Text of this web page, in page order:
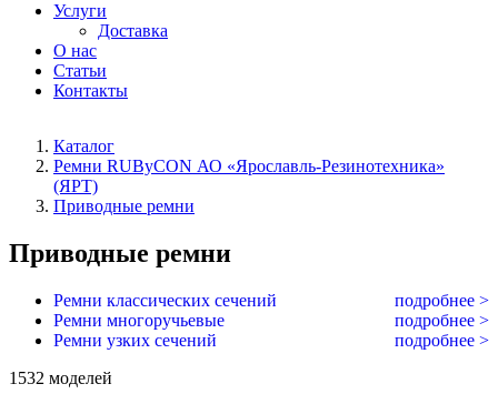
Услуги
Доставка
О нас
Статьи
Контакты
Каталог
Ремни RUByCON АО «Ярославль-Резинотехника»
(ЯРТ)
Приводные ремни
Приводные ремни
Ремни классических сечений
подробнее >
Ремни многоручьевые
подробнее >
Ремни узких сечений
подробнее >
1532 моделей